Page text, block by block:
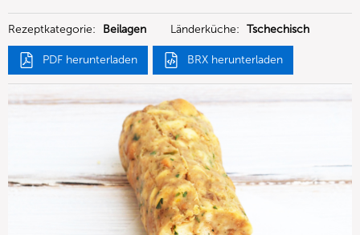
Rezeptkategorie: Beilagen Länderküche: Tschechisch
PDF herunterladen BRX herunterladen